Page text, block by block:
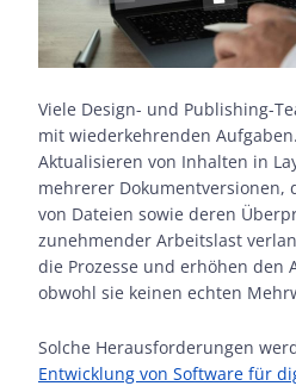
Viele Design- und Publishing-
mit wiederkehrenden
Aktualisieren von Inhalten in
mehrerer Dokumentversionen,
von Dateien sowie deren
zunehmender Arbeitslast
die Prozesse und erhöhen den
obwohl sie keinen echten
Solche Herausforderungen
Entwicklung von Software für